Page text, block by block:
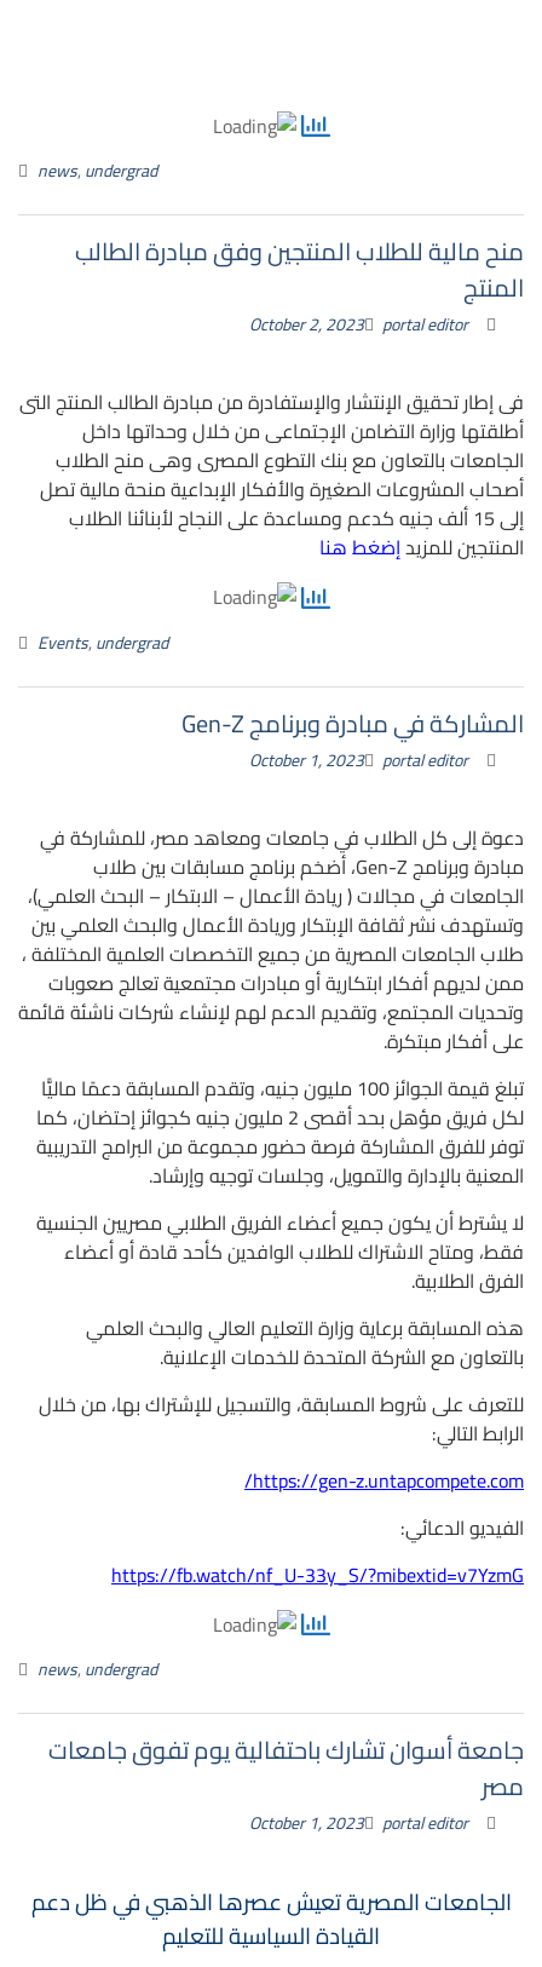
news,undergrad
منح مالية للطلاب المنتجين وفق مبادرة الطالب
المنتج
October 2, 2023 portal editor
فى إطار تحقيق الإنتشار والإستفادرة من مبادرة الطالب المنتج التى
أطلقتها وزارة التضامن الإجتماعى من خلال وحداتها داخل
الجامعات بالتعاون مع بنك التطوع المصرى وهى منح الطلاب
أصحاب المشروعات الصغيرة والأفكار الإبداعية منحة مالية تصل
إلى 15 ألف جنيه كدعم ومساعدة على النجاح لأبنائنا الطلاب
المنتجين للمزيدإضغط هنا
Events,undergrad
المشاركة في مبادرة وبرنامج Gen-Z
October 1, 2023 portal editor
دعوة إلى كل الطلاب في جامعات ومعاهد مصر، للمشاركة في
مبادرة وبرنامجGen-Z، أضخم برنامج مسابقات بين طلاب
الجامعات في مجالات ( ريادة الأعمال – الابتكار – البحث العلمي)،
وتستهدف نشر ثقافة الإبتكار وريادة الأعمال والبحث العلمي بين
طلاب الجامعات المصرية من جميع التخصصات العلمية المختلفة ،
ممن لديهم أفكار ابتكارية أو مبادرات مجتمعية تعالج صعوبات
وتحديات المجتمع، وتقديم الدعم لهم لإنشاء شركات ناشئة قائمة
على أفكار مبتكرة.
تبلغ قيمة الجوائز 100 مليون جنيه، وتقدم المسابقة دعمًا ماليًّا
لكل فريق مؤهل بحد أقصى 2 مليون جنيه كجوائز إحتضان، كما
توفر للفرق المشاركة فرصة حضور مجموعة من البرامج التدريبية
المعنية بالإدارة والتمويل، وجلسات توجيه وإرشاد.
لا يشترط أن يكون جميع أعضاء الفريق الطلابي مصريين الجنسية
فقط، ومتاح الاشتراك للطلاب الوافدين كأحد قادة أو أعضاء
الفرق الطلابية.
هذه المسابقة برعاية وزارة التعليم العالي والبحث العلمي
بالتعاون مع الشركة المتحدة للخدمات الإعلانية.
للتعرف على شروط المسابقة، والتسجيل للإشتراك بها، من خلال
الرابط التالي:
https://gen-z.untapcompete.com/
الفيديو الدعائي:
https://fb.watch/nf_U-33y_S/?mibextid=v7YzmG
news,undergrad
جامعة أسوان تشارك باحتفالية يوم تفوق جامعات
مصر
October 1, 2023 portal editor
الجامعات المصرية تعيش عصرها الذهبي في ظل دعم
القيادة السياسية للتعليم